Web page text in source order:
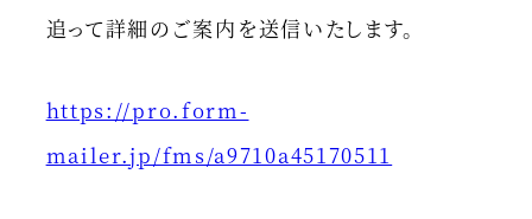
追って詳細のご案内を送信いたします。
https://pro.form-
mailer.jp/fms/a9710a45170511